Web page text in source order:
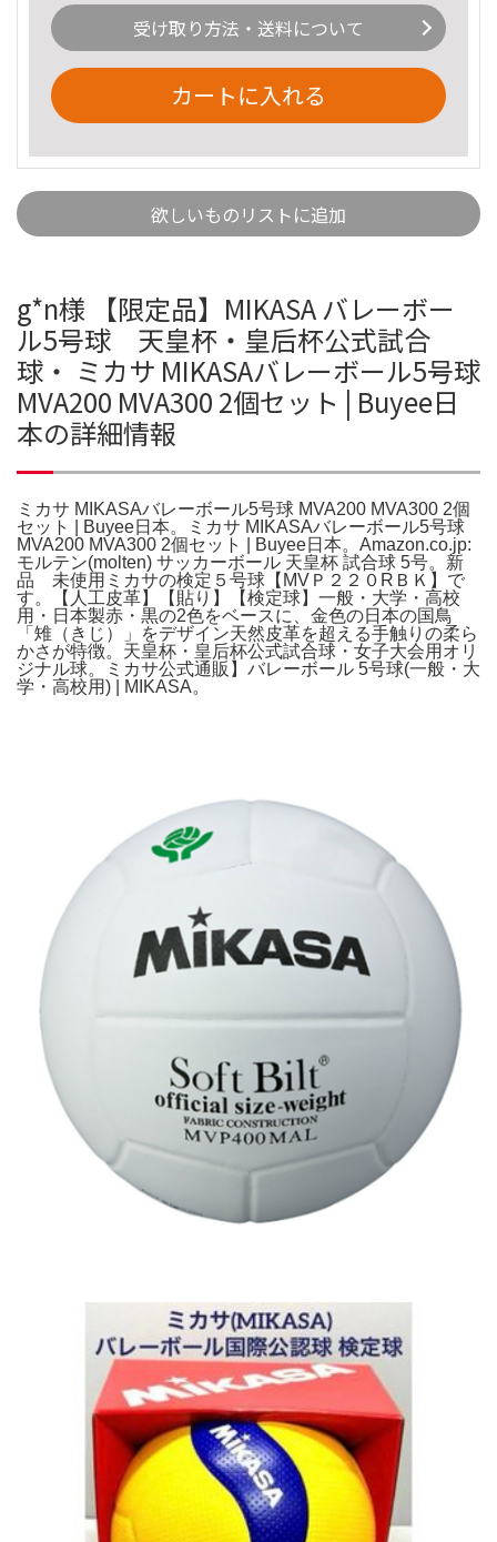
受け取り方法・送料について
カートに入れる
欲しいものリストに追加
g*n様 【限定品】MIKASA バレーボー
ル5号球 天皇杯・皇后杯公式試合
球・ ミカサ MIKASAバレーボール5号球
MVA200 MVA300 2個セット | Buyee日
本の詳細情報
ミカサ MIKASAバレーボール5号球 MVA200 MVA300 2個
セット | Buyee日本。ミカサ MIKASAバレーボール5号球
MVA200 MVA300 2個セット | Buyee日本。Amazon.co.jp:
モルテン(molten) サッカーボール 天皇杯 試合球 5号。新
品 未使用ミカサの検定５号球【MVＰ２２０RＢＫ】で
す。【人工皮革】【貼り】【検定球】一般・大学・高校
用・日本製赤・黒の2色をベースに、金色の日本の国鳥
「雉（きじ）」をデザイン天然皮革を超える手触りの柔ら
かさが特徴。天皇杯・皇后杯公式試合球・女子大会用オリ
ジナル球。ミカサ公式通販】バレーボール 5号球(一般・大
学・高校用) | MIKASA。